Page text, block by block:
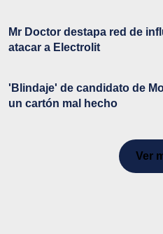
Mr Doctor destapa red de
atacar a Electrolit
'Blindaje' de candidato de
un cartón mal hecho
Ver